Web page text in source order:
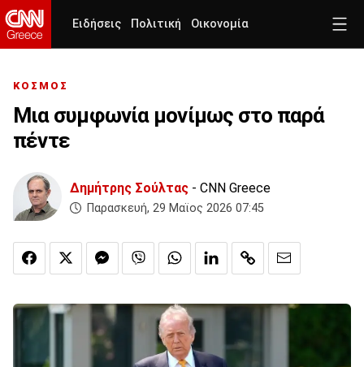
Ειδήσεις Πολιτική Οικονομία
ΚΟΣΜΟΣ
Μια συμφωνία μονίμως στο παρά
πέντε
Δημήτρης Σούλτας - CNN Greece
Παρασκευή, 29 Μαϊος 2026 07:45